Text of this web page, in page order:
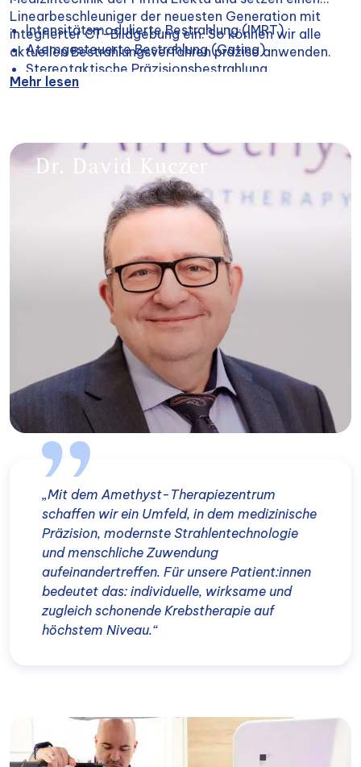
Linearbeschleuniger der neuesten Generation mit
integrierter CT-Bildgebung ein. So können wir alle
aktuellen Bestrahlungsverfahren präzise anwenden.
lntensitätsmodulierte Bestrahlung (IMRT)
Atemgesteuerte Bestrahlung (Gating)
Stereotaktische Präzisionsbestrahlung
Bewegungsstrahlung (VMAT) Bildgeführte
Mehr lesen
Dr. David Kuczer
„Mit dem Amethyst-Therapiezentrum
schaffen wir ein Umfeld, in dem medizinische
Präzision, modernste Strahlentechnologie
und menschliche Zuwendung
aufeinandertreffen. Für unsere Patient:innen
bedeutet das: individuelle, wirksame und
zugleich schonende Krebstherapie auf
höchstem Niveau.“